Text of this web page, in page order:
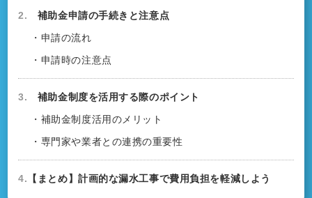
2. 補助金申請の手続きと注意点
・申請の流れ
・申請時の注意点
3. 補助金制度を活用する際のポイント
・補助金制度活用のメリット
・専門家や業者との連携の重要性
4. 【まとめ】計画的な漏水工事で費用負担を軽減しよう